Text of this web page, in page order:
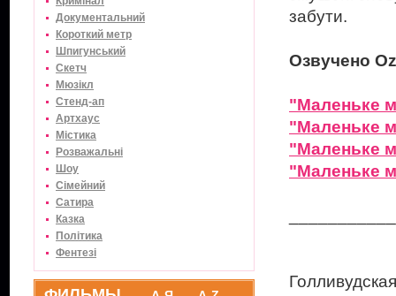
Документальний
Короткий метр
Шпигунський
Скетч
Мюзікл
Стенд-ап
Артхаус
Містика
Розважальні
Шоу
Сімейний
Сатира
Казка
Політика
Фентезі
забути.
Озвучено
"Маленьке
"Маленьке
"Маленьке
"Маленьке